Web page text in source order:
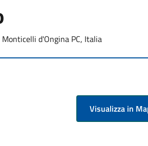
d'Ongina PC, Italia
Visualizza in